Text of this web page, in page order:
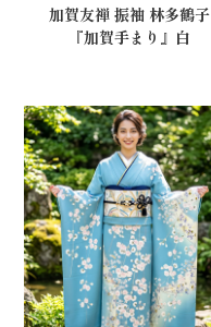
加賀友禅 振袖 林多鶴子
『加賀手まり』白